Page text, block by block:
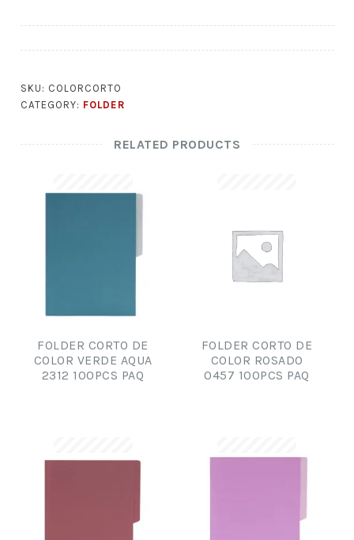
SKU: COLORCORTO
CATEGORY: FOLDER
RELATED PRODUCTS
FOLDER CORTO DE
COLOR VERDE AQUA
2312 100PCS PAQ
FOLDER CORTO DE
COLOR ROSADO
0457 100PCS PAQ